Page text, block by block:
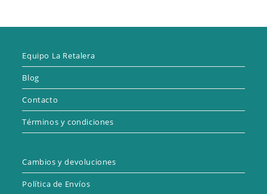
Equipo La Retalera
Blog
Contacto
Términos y condiciones
Cambios y devoluciones
Política de Envíos